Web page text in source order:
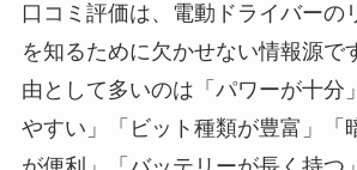
口コミ評価は、電動ドライバーの
を知るために欠かせない情報源で
由として多いのは「パワーが十分
やすい」「ビット種類が豊富」「